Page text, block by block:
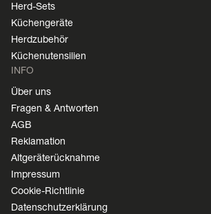
Herd-Sets
Küchengeräte
Herdzubehör
Küchenutensilien
INFO
Über uns
Fragen & Antworten
AGB
Reklamation
Altgeräterücknahme
Impressum
Cookie-Richtlinie
Datenschutzerklärung